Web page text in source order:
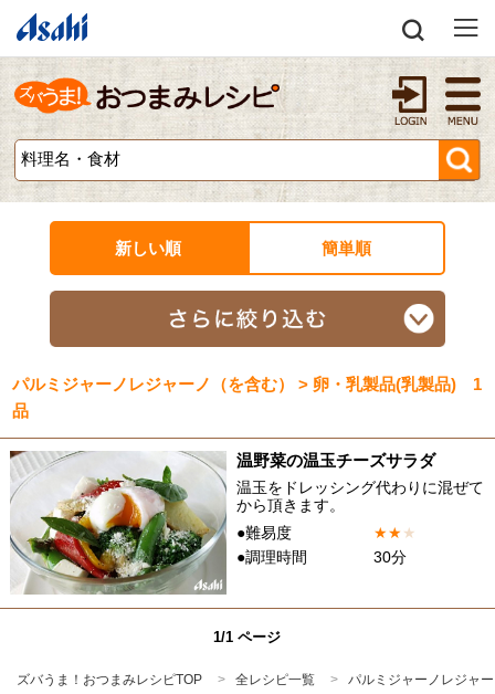
新しい順 簡単順
パルミジャーノレジャーノ（を含む） > 卵・乳製品(乳製品) 1
品
温野菜の温玉チーズサラダ
温玉をドレッシング代わりに混ぜて
から頂きます。
●難易度
★★★
●調理時間
30分
1/1 ページ
ズバうま！おつまみレシピTOP 全レシピ一覧
パルミジャーノレジャ